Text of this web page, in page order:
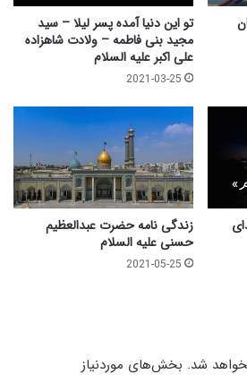
تو این دنیا آمده پسر لیلا – سید
مجید بنی فاطمه – ولادت شاهزاده
علی اکبر علیه السلام
2021-03-25
زندگی نامه حضرت عبدالعظیم
حسنی علیه السلام
2021-05-25
شد. بخش‌های موردنیاز